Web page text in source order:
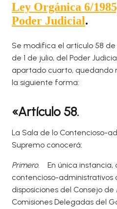
Ley Orgánica 6/
Poder Judicial.
Se modifica el artículo 58 de
de 1 de julio, del Poder
apartado cuarto, quedando
la siguiente forma:
«Artículo 58.
La Sala de lo Contencioso-
Supremo conocerá:
Primero. En única instancia,
contencioso-administrativos
disposiciones del Consejo de
Comisiones Delegadas del